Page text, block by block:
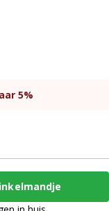
5%